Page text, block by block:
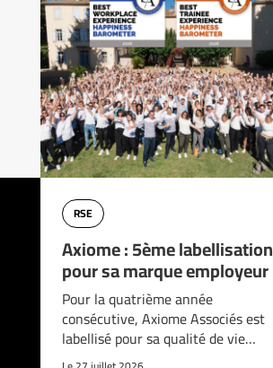
RSE
Axiome : 5ème labellisation
pour sa marque employeur
Pour la quatrième année
consécutive, Axiome Associés est
labellisé pour sa qualité de vie…